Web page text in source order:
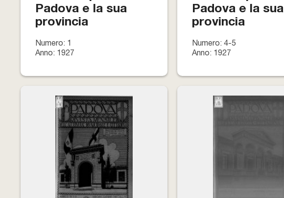
Padova e la sua
provincia
Numero: 1
Anno: 1927
Padova e la sua
provincia
Numero: 4-5
Anno: 1927